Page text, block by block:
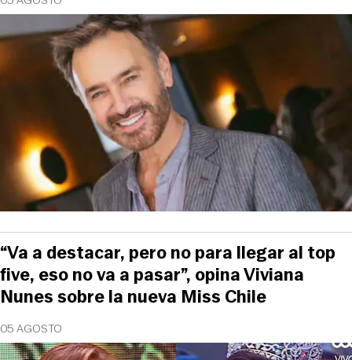
05 AGOSTO
“Va a destacar, pero no para llegar al top
five, eso no va a pasar”, opina Viviana
Nunes sobre la nueva Miss Chile